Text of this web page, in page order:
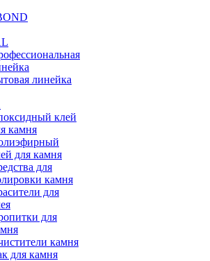
линейка
клей
камня
для камня
для
камня
для
для
камня
для камня